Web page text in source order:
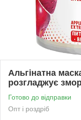
Альгінатна
розгладжує
Готово до відправки
Опт і роздріб